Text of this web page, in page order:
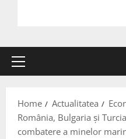
Primary
Home Actualitatea
România, Bulgaria şi
combatere a minelor